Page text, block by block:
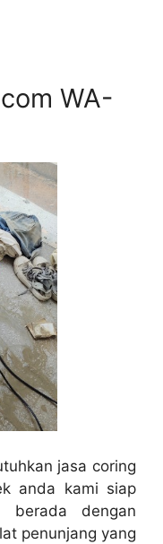
WA-
jasa coring
anda kami siap
berada dengan
penunjang yang